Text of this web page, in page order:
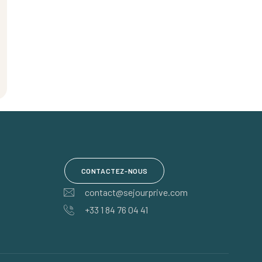
CONTACTEZ-NOUS
contact@sejourprive.com
+33 1 84 76 04 41